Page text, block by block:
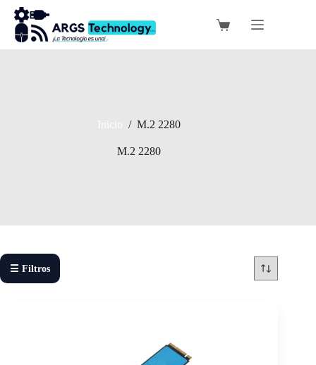
Saltar
contenido
Carro
/ M.2 2280
M.2 2280
☰ Filtros